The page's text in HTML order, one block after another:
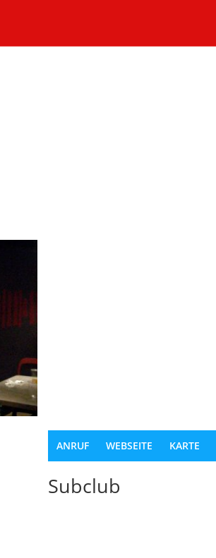
ANRUF WEBSEITE KARTE
Subclub